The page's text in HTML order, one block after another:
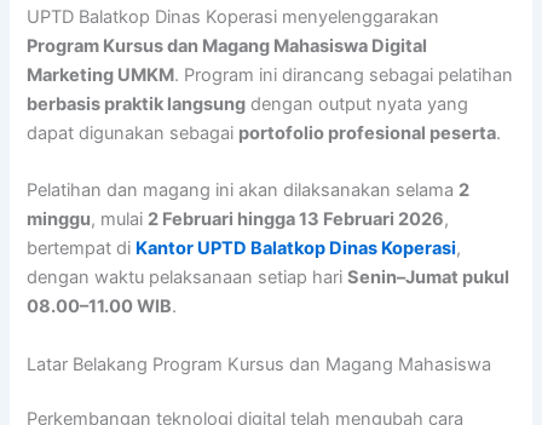
UPTD Balatkop Dinas Koperasi menyelenggarakan
Program Kursus dan Magang Mahasiswa Digital
Marketing UMKM. Program ini dirancang sebagai pelatihan
berbasis praktik langsung dengan output nyata yang
dapat digunakan sebagai portofolio profesional peserta.
Pelatihan dan magang ini akan dilaksanakan selama 2
minggu, mulai 2 Februari hingga 13 Februari 2026,
bertempat di Kantor UPTD Balatkop Dinas Koperasi,
dengan waktu pelaksanaan setiap hariSenin–Jumat pukul
08.00–11.00 WIB.
Latar Belakang Program Kursus dan Magang Mahasiswa
Perkembangan teknologi digital telah mengubah cara